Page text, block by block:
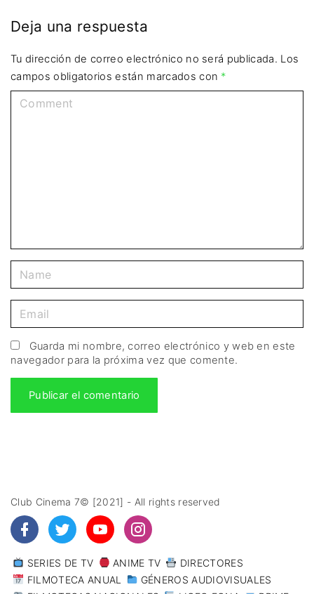
Deja una respuesta
Tu dirección de correo electrónico no será publicada. Los
campos obligatorios están marcados con *
Guarda mi nombre, correo electrónico y web en este
navegador para la próxima vez que comente.
Club Cinema 7© [2021] - All rights reserved
SERIES DE TV ANIME TV
DIRECTORES
FILMOTECA ANUAL
GÉNEROS AUDIOVISUALES